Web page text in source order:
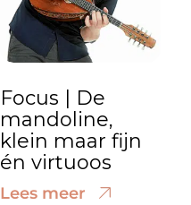
Focus | De
mandoline,
klein maar fijn
én virtuoos
Lees meer